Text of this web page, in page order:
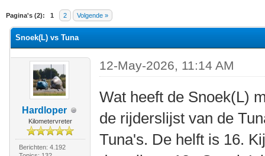
Pagina's (2): 1 2 Volgende »
waardering is 0
Snoek(L) vs Tuna
Hardloper
Kilometervreter
Berichten: 4.192
12-May-2026, 11:14 AM
Wat heeft de Snoek(L)
de rijderslijst van de
Tuna's. De helft is 16.